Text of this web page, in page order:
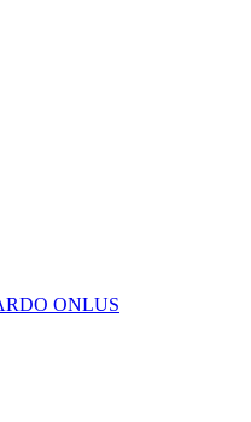
ONLUS